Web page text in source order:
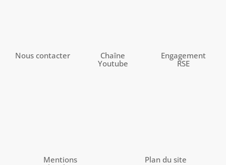
Nous contacter
Chaîne
Youtube
Engagement
RSE
Mentions
Plan du site